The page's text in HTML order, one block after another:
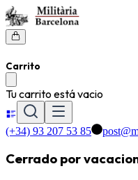
Carrito
Tu carrito está vacio
(+34) 93 207 53 85
Cerrado por